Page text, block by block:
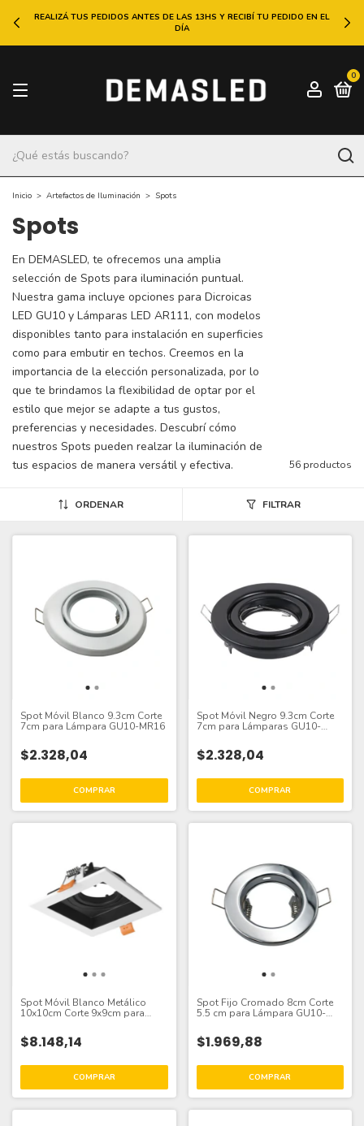
REALIZÁ TUS PEDIDOS ANTES DE LAS 13HS Y RECIBÍ TU PEDIDO EN EL
DÍA
0
Inicio > Artefactos de Iluminación > Spots
Spots
En DEMASLED, te ofrecemos una amplia
selección de Spots para iluminación puntual.
Nuestra gama incluye opciones para Dicroicas
LED GU10 y Lámparas LED AR111, con modelos
disponibles tanto para instalación en superficies
como para embutir en techos. Creemos en la
importancia de la elección personalizada, por lo
que te brindamos la flexibilidad de optar por el
estilo que mejor se adapte a tus gustos,
preferencias y necesidades. Descubrí cómo
nuestros Spots pueden realzar la iluminación de
tus espacios de manera versátil y efectiva.
56 productos
ORDENAR FILTRAR
Spot Móvil Blanco 9.3cm Corte
7cm para Lámpara GU10-MR16
$2.328,04
Spot Móvil Negro 9.3cm Corte
7cm para Lámparas GU10-
$2.328,04
Spot Móvil Blanco Metálico
10x10cm Corte 9x9cm para
$8.148,14
Spot Fijo Cromado 8cm Corte
5.5 cm para Lámpara GU10-
$1.969,88